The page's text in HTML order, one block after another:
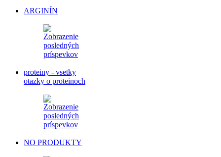
ARGINÍN
proteiny - vsetky
otazky o proteinoch
NO PRODUKTY